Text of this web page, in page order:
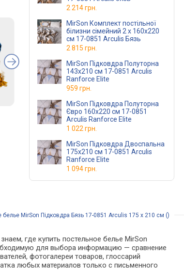
2 214 грн.
MirSon Комплект постільної
білизни сімейний 2 x 160x220
см 17-0851 Arculis Бязь
2 815 грн.
MirSon Підковдра Полуторна
143х210 см 17-0851 Arculis
Ranforce Elite
959 грн.
MirSon Підковдра Полуторна
Євро 160х220 см 17-0851
Arculis Ranforce Elite
1 022 грн.
MirSon Підковдра Двоспальна
175х210 см 17-0851 Arculis
Ranforce Elite
1 094 грн.
белье MirSon Підковдра Бязь 17-0851 Arculis 175 x 210 см ()
где купить постельное белье MirSon
для выбора информацию — сравнение
фотогалереи товаров, глоссарий
любых материалов только с письменного